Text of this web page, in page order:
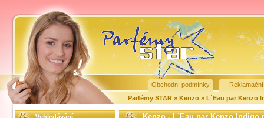
Obchodní podmínky
Parfémy STAR » Kenzo » L´Eau par Kenzo